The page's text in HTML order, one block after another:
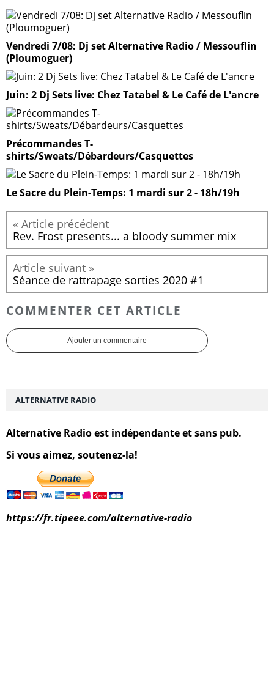
Vendredi 7/08: Dj set Alternative Radio / Messouflin
(Ploumoguer)
Juin: 2 Dj Sets live: Chez Tatabel & Le Café de L'ancre
Précommandes T-
shirts/Sweats/Débardeurs/Casquettes
Le Sacre du Plein-Temps: 1 mardi sur 2 - 18h/19h
Rev. Frost presents... a bloody summer mix
Séance de rattrapage sorties 2020 #1
COMMENTER CET ARTICLE
Ajouter un commentaire
ALTERNATIVE RADIO
Alternative Radio est indépendante et sans pub.
Si vous aimez, soutenez-la!
https://fr.tipeee.com/alternative-radio